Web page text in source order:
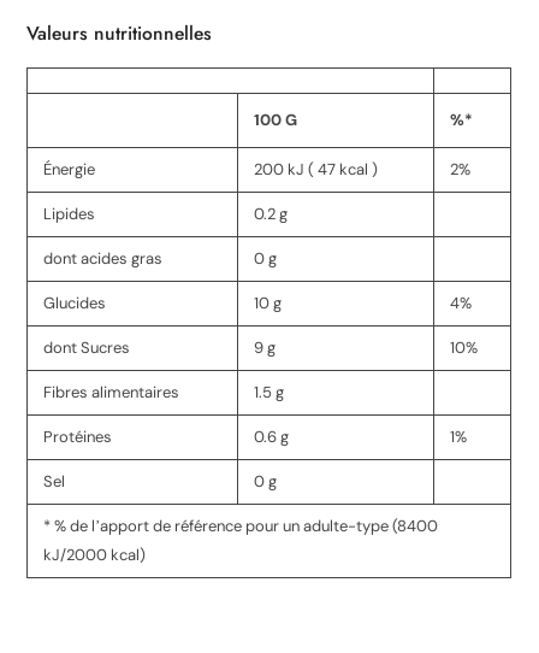
Valeurs nutritionnelles
100 G %*
Énergie 200 kJ ( 47 kcal ) 2%
Lipides 0.2 g
dont acides gras 0 g
Glucides 10 g 4%
dont Sucres 9 g 10%
Fibres alimentaires 1.5 g
Protéines 0.6 g 1%
Sel 0 g
* % de lʼapport de référence pour un adulte-type (8400
kJ/2000 kcal)